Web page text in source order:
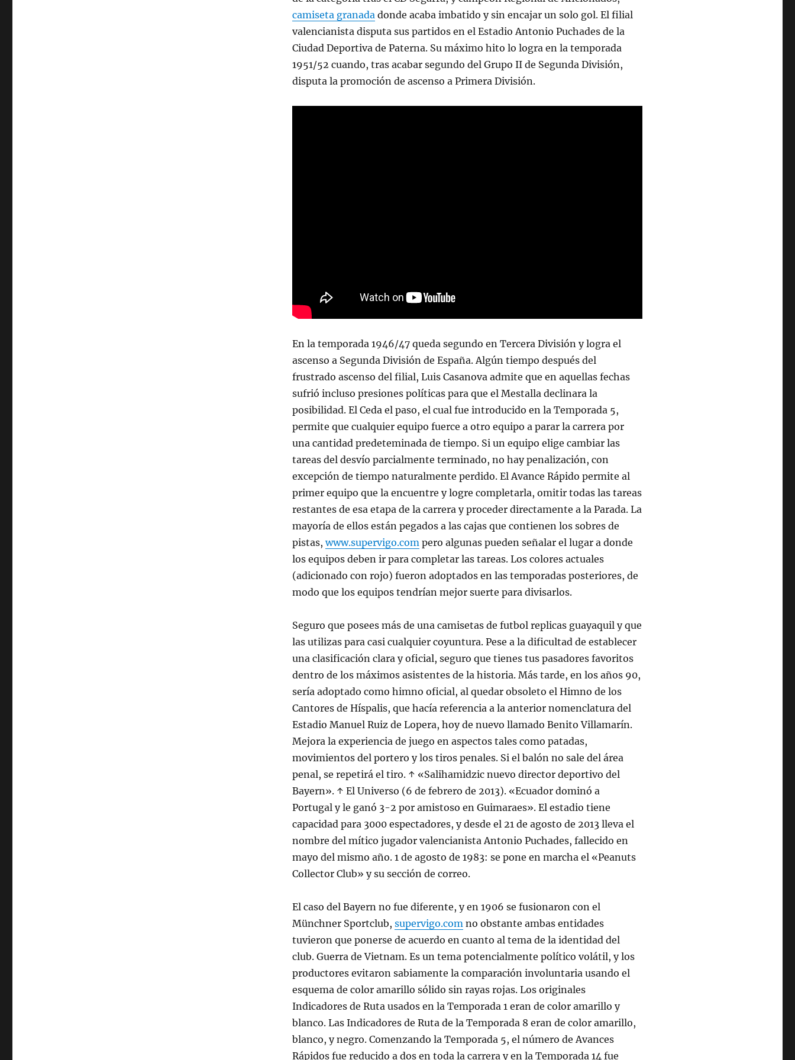
camiseta granada donde acaba imbatido y sin encajar un solo gol. El filial
valencianista disputa sus partidos en el Estadio Antonio Puchades de la
Ciudad Deportiva de Paterna. Su máximo hito lo logra en la temporada
1951/52 cuando, tras acabar segundo del Grupo II de Segunda División,
disputa la promoción de ascenso a Primera División.
En la temporada 1946/47 queda segundo en Tercera División y logra el
ascenso a Segunda División de España. Algún tiempo después del
frustrado ascenso del filial, Luis Casanova admite que en aquellas fechas
sufrió incluso presiones políticas para que el Mestalla declinara la
posibilidad. El Ceda el paso, el cual fue introducido en la Temporada 5,
permite que cualquier equipo fuerce a otro equipo a parar la carrera por
una cantidad predeteminada de tiempo. Si un equipo elige cambiar las
tareas del desvío parcialmente terminado, no hay penalización, con
excepción de tiempo naturalmente perdido. El Avance Rápido permite al
primer equipo que la encuentre y logre completarla, omitir todas las tareas
restantes de esa etapa de la carrera y proceder directamente a la Parada. La
mayoría de ellos están pegados a las cajas que contienen los sobres de
pistas,www.supervigo.com pero algunas pueden señalar el lugar a donde
los equipos deben ir para completar las tareas. Los colores actuales
(adicionado con rojo) fueron adoptados en las temporadas posteriores, de
modo que los equipos tendrían mejor suerte para divisarlos.
Seguro que posees más de una camisetas de futbol replicas guayaquil y que
las utilizas para casi cualquier coyuntura. Pese a la dificultad de establecer
una clasificación clara y oficial, seguro que tienes tus pasadores favoritos
dentro de los máximos asistentes de la historia. Más tarde, en los años 90,
sería adoptado como himno oficial, al quedar obsoleto el Himno de los
Cantores de Híspalis, que hacía referencia a la anterior nomenclatura del
Estadio Manuel Ruiz de Lopera, hoy de nuevo llamado Benito Villamarín.
Mejora la experiencia de juego en aspectos tales como patadas,
movimientos del portero y los tiros penales. Si el balón no sale del área
penal, se repetirá el tiro. ↑ «Salihamidzic nuevo director deportivo del
Bayern». ↑ El Universo (6 de febrero de 2013). «Ecuador dominó a
Portugal y le ganó 3-2 por amistoso en Guimaraes». El estadio tiene
capacidad para 3000 espectadores, y desde el 21 de agosto de 2013 lleva el
nombre del mítico jugador valencianista Antonio Puchades, fallecido en
mayo del mismo año. 1 de agosto de 1983: se pone en marcha el «Peanuts
Collector Club» y su sección de correo.
El caso del Bayern no fue diferente, y en 1906 se fusionaron con el
Münchner Sportclub,supervigo.com no obstante ambas entidades
tuvieron que ponerse de acuerdo en cuanto al tema de la identidad del
club. Guerra de Vietnam. Es un tema potencialmente político volátil, y los
productores evitaron sabiamente la comparación involuntaria usando el
esquema de color amarillo sólido sin rayas rojas. Los originales
Indicadores de Ruta usados en la Temporada 1 eran de color amarillo y
blanco. Las Indicadores de Ruta de la Temporada 8 eran de color amarillo,
blanco, y negro. Comenzando la Temporada 5, el número de Avances
Rápidos fue reducido a dos en toda la carrera y en la Temporada 14 fue